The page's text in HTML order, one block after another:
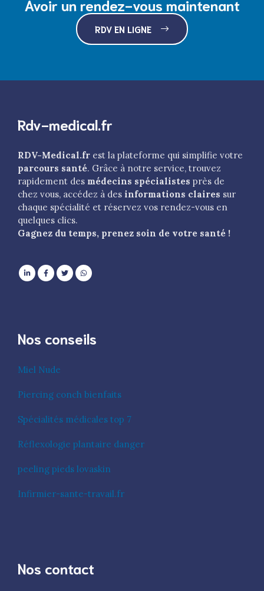
Avoir un rendez-vous maintenant
RDV EN LIGNE
Rdv-medical.fr
RDV-Medical.fr est la plateforme qui simplifie votre
parcours santé. Grâce à notre service, trouvez
rapidement des médecins spécialistes près de
chez vous, accédez à des informations claires sur
chaque spécialité et réservez vos rendez-vous en
quelques clics.
Gagnez du temps, prenez soin de votre santé !
Nos conseils
Miel Nude
Piercing conch bienfaits
Spécialités médicales top 7
Réflexologie plantaire danger
peeling pieds lovaskin
Infirmier-sante-travail.fr
Nos contact